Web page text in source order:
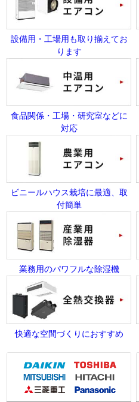
設備用・工場用も取り揃えてお
ります
食品関係・工場・研究室などに
対応
ビニールハウス栽培に最適、取
付簡単
業務用のパワフルな除湿機
快適な空間づくりにおすすめ